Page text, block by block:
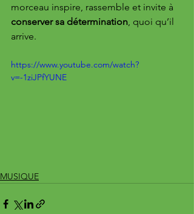
morceau inspire, rassemble et invite à
conserver sa détermination , quoi qu’il
arrive.
https://www.youtube.com/watch?
v=-1ziJPfYUNE
MUSIQUE